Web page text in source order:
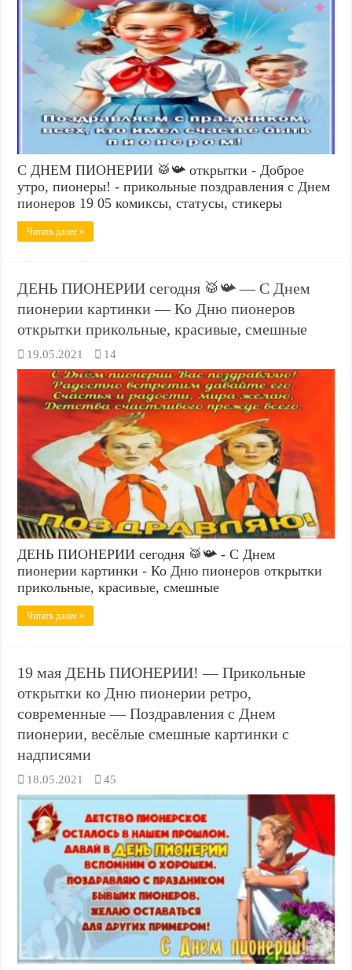
С ДНЕМ ПИОНЕРИИ 🥁📯 открытки - Доброе
утро, пионеры! - прикольные поздравления с Днем
пионеров 19 05 комиксы, статусы, стикеры
Читать далее »
ДЕНЬ ПИОНЕРИИ сегодня 🥁📯 — С Днем
пионерии картинки — Ко Дню пионеров
открытки прикольные, красивые, смешные
19.05.2021 14
ДЕНЬ ПИОНЕРИИ сегодня 🥁📯 - С Днем
пионерии картинки - Ко Дню пионеров открытки
прикольные, красивые, смешные
Читать далее »
19 мая ДЕНЬ ПИОНЕРИИ! — Прикольные
открытки ко Дню пионерии ретро,
современные — Поздравления с Днем
пионерии, весёлые смешные картинки с
надписями
18.05.2021 45